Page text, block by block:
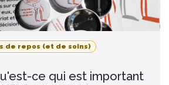
de repos (et de soins)
ce qui est important